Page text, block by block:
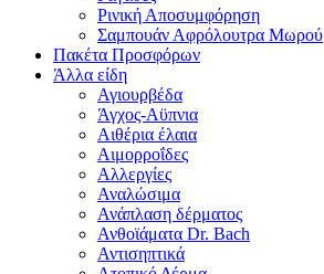
Ρινική Αποσυμφόρηση
Σαμπουάν Αφρόλουτρα Μωρού
Πακέτα Προσφόρων
Άλλα είδη
Αγιουρβέδα
Άγχος-Αϋπνια
Αιθέρια έλαια
Αιμορροΐδες
Αλλεργίες
Αναλώσιμα
Ανάπλαση δέρματος
Ανθοϊάματα Dr. Bach
Αντισηπτικά